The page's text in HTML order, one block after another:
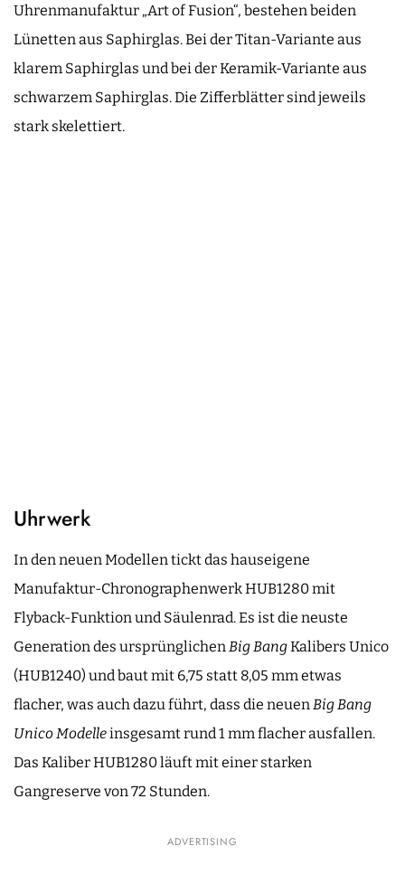
Uhrenmanufaktur „Art of Fusion“, bestehen beiden
Lünetten aus Saphirglas. Bei der Titan-Variante aus
klarem Saphirglas und bei der Keramik-Variante aus
schwarzem Saphirglas. Die Zifferblätter sind jeweils
stark skelettiert.
Uhrwerk
In den neuen Modellen tickt das hauseigene
Manufaktur-Chronographenwerk HUB1280 mit
Flyback-Funktion und Säulenrad. Es ist die neuste
Generation des ursprünglichenBig BangKalibers Unico
(HUB1240) und baut mit 6,75 statt 8,05 mm etwas
flacher, was auch dazu führt, dass die neuenBig Bang
Unico Modelleinsgesamt rund 1 mm flacher ausfallen.
Das Kaliber HUB1280 läuft mit einer starken
Gangreserve von 72 Stunden.
ADVERTISING